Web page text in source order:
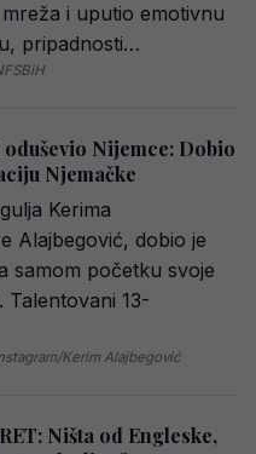
i uputio emotivnu
pripadnosti…
Nijemce: Dobio
Njemačke
Kerima
Alajbegović, dobio je
samom početku svoje
Talentovani 13-
Kerim Alajbegović
Ništa od Engleske,